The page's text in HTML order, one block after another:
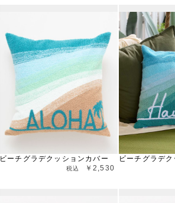
ビーチグラデクッションカバー
￥2,530
ビーチグラデ